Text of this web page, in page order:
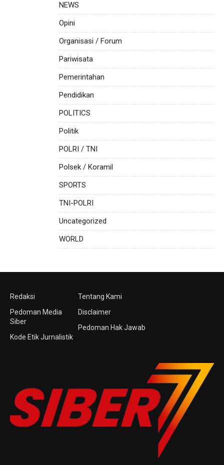
NEWS
Opini
Organisasi / Forum
Pariwisata
Pemerintahan
Pendidikan
POLITICS
Politik
POLRI / TNI
Polsek / Koramil
SPORTS
TNI-POLRI
Uncategorized
WORLD
Redaksi
Pedoman Media
Siber
Kode Etik Jurnalistik
Tentang Kami
Disclaimer
Pedoman Hak Jawab